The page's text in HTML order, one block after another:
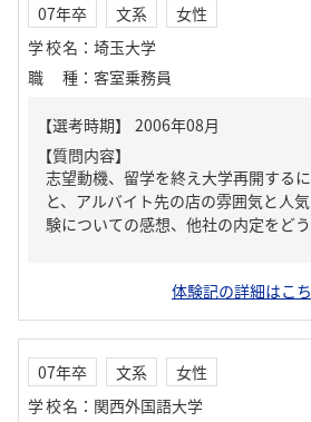
07年卒 文系
女性
学校名 ： 埼玉大学
職種 ： 客室乗務員
【質問内容】
志望動機、留学を終え大学再開する
と、アルバイト先の店の雰囲気と人
験についての感想、他社の内定をど
体験記の詳細はこ
07年卒 文系
女性
学校名 ： 関西外国語大学